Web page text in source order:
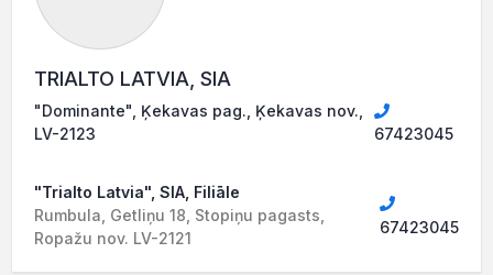
TRIALTO LATVIA, SIA
"Dominante", Ķekavas pag., Ķekavas nov.,
LV-2123
67423045
"Trialto Latvia", SIA, Filiāle
Rumbula, Getliņu 18, Stopiņu pagasts,
Ropažu nov. LV-2121
67423045